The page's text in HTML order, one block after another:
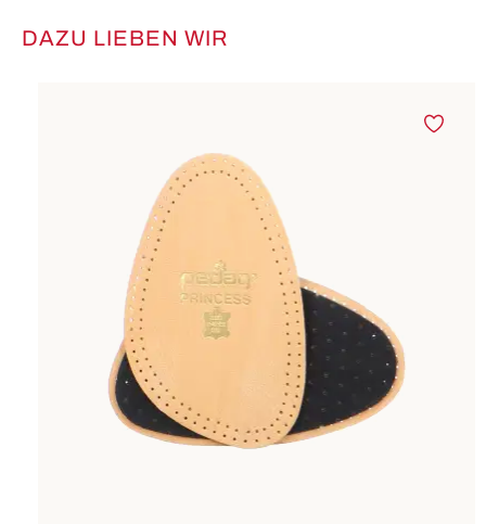
Produktgalerie überspringen
DAZU LIEBEN WIR